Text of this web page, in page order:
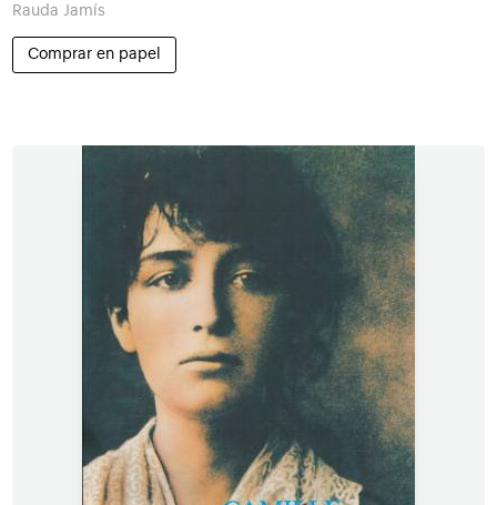
Rauda Jamís
Comprar en papel